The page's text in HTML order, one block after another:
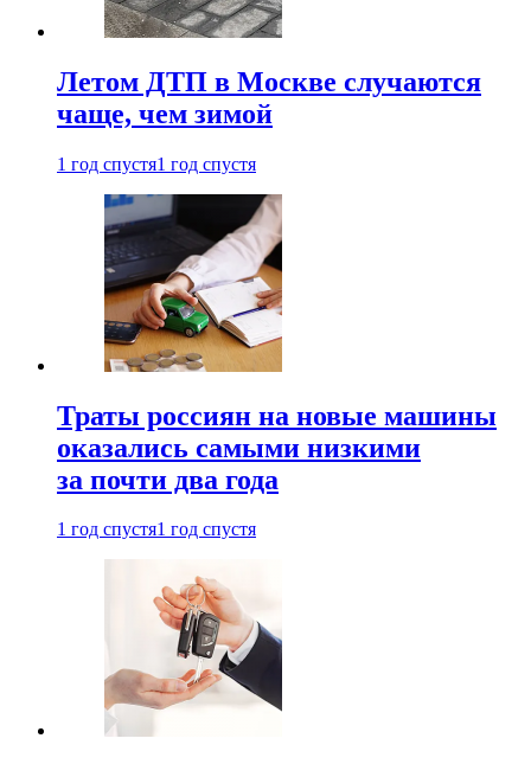
Летом ДТП в Москве случаются
чаще, чем зимой
1 год спустя1 год спустя
Траты россиян на новые машины
оказались самыми низкими
за почти два года
1 год спустя1 год спустя